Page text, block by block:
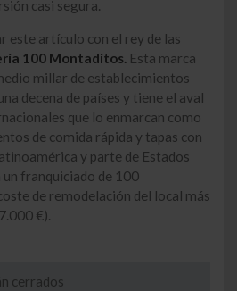
casi segura.
este artículo con el rey de las
100 Montaditos. Esta marca
millar de establecimientos
decena de países y tiene el aval
que lo enmarcan como
de comida rápida y tapas con
y parte de Estados
un franquiciado de 100
de remodelación del local más
€).
cerrados